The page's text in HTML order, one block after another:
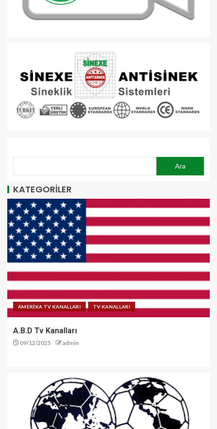
Ara
KATEGORİLER
AMERİKA TV KANALLARI TV KANALLARI
A.B.D Tv Kanalları
09/12/2025 admin